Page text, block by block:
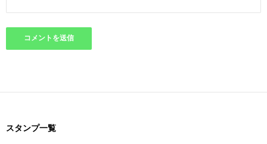
スタンプ一覧